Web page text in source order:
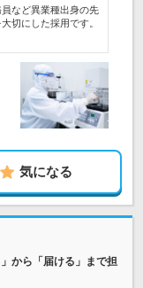
員など異業種出身の先
切にした採用です。
気になる
から「届ける」まで担